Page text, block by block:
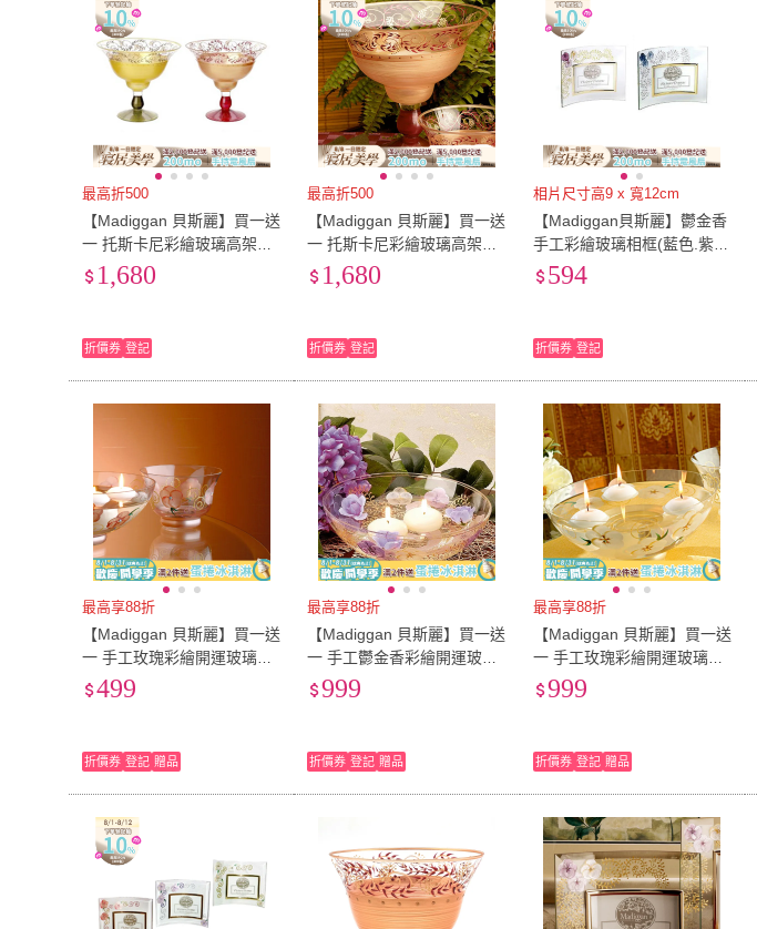
最高折500
【Madiggan 貝斯麗】買一送
一 托斯卡尼彩繪玻璃高架碗
(金綠色)
1,680
折價券 登記
最高折500
【Madiggan 貝斯麗】買一送
一 托斯卡尼彩繪玻璃高架碗
(金紅色)
1,680
折價券 登記
相片尺寸高9 x 寬12cm
【Madiggan貝斯麗】鬱金香
手工彩繪玻璃相框(藍色.紫紅
可選)
594
折價券 登記
最高享88折
【Madiggan 貝斯麗】買一送
一 手工玫瑰彩繪開運玻璃碗
(粉紅色)
499
折價券 登記 贈品
最高享88折
【Madiggan 貝斯麗】買一送
一 手工鬱金香彩繪開運玻璃
碗(湛藍色)
999
折價券 登記 贈品
最高享88折
【Madiggan 貝斯麗】買一送
一 手工玫瑰彩繪開運玻璃碗
盆(粉紅色)
999
折價券 登記 贈品